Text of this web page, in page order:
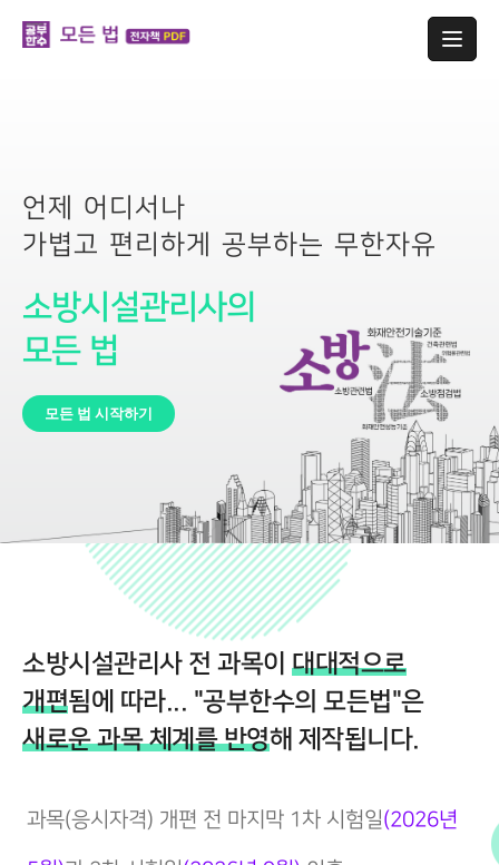
언제 어디서나
가볍고 편리하게 공부하는 무한자유
소방시설관리사의
모든 법
모든 법 시작하기
소방시설관리사 전 과목이 대대적으로
개편됨에 따라... "공부한수의 모든법"은
새로운 과목 체계를 반영해 제작됩니다.
과목(응시자격) 개편 전 마지막 1차 시험일(2026년